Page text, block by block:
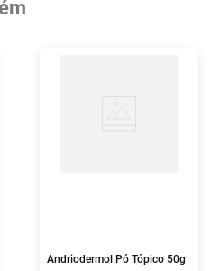
Andriodermol Pó Tópico 50g